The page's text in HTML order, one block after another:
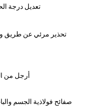
تعديل درجة
تحذير مرئي عن طريق
أرجل من
صفائح فولاذية الجسم